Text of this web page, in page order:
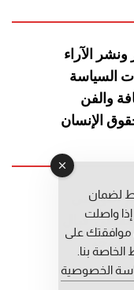
ونشر الآراء
السياسة
والفن
الإنسان
التوراني
قبال
حوحو
لضمان
واصلت
على
بنا.
الخصوصية